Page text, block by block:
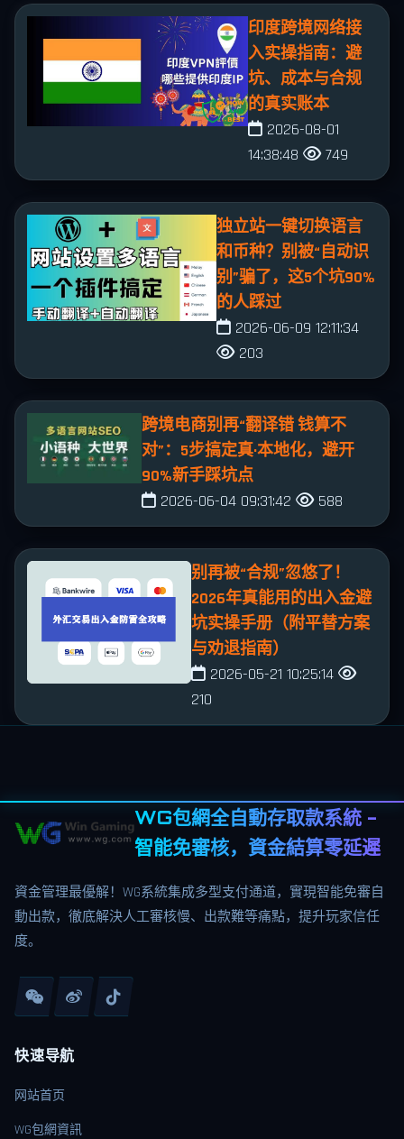
印度跨境网络接
入实操指南：避
坑、成本与合规
的真实账本
2026-08-01
14:38:48
749
独立站一键切换语言
和币种？别被“自动识
别”骗了，这5个坑90%
的人踩过
2026-06-09 12:11:34
203
跨境电商别再“翻译错 钱算不
对”：5步搞定真·本地化，避开
90%新手踩坑点
2026-06-04 09:31:42
588
别再被“合规”忽悠了！
2026年真能用的出入金避
坑实操手册（附平替方案
与劝退指南）
2026-05-21 10:25:14
210
WG包網全自動存取款系統 -
智能免審核，資金結算零延遲
資金管理最優解！WG系統集成多型支付通道，實現智能免審自
動出款，徹底解決人工審核慢、出款難等痛點，提升玩家信任
度。
快速导航
网站首页
WG包網資訊